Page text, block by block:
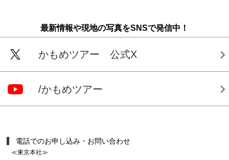
最新情報や現地の写真をSNSで発信中！
かもめツアー 公式X
/かもめツアー
電話でのお申し込み・お問い合わせ
≪東京本社≫